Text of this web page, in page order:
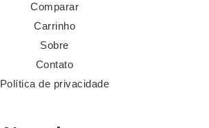
Comparar
Carrinho
Sobre
Contato
Política de privacidade